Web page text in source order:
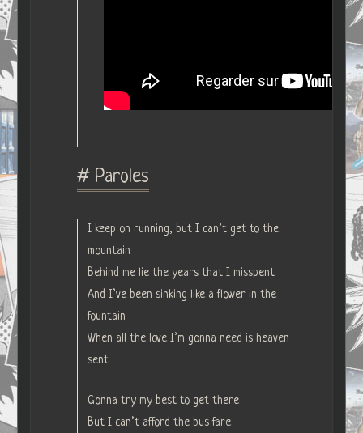
# Paroles
I keep on running, but I can’t get to the
mountain
Behind me lie the years that I misspent
And I’ve been sinking like a flower in the
fountain
When all the love I’m gonna need is heaven
sent
Gonna try my best to get there
But I can’t afford the bus fare